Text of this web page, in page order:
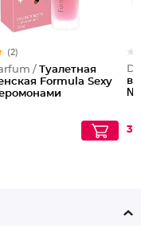
(2)
/ Туалетная
Formula Sexy